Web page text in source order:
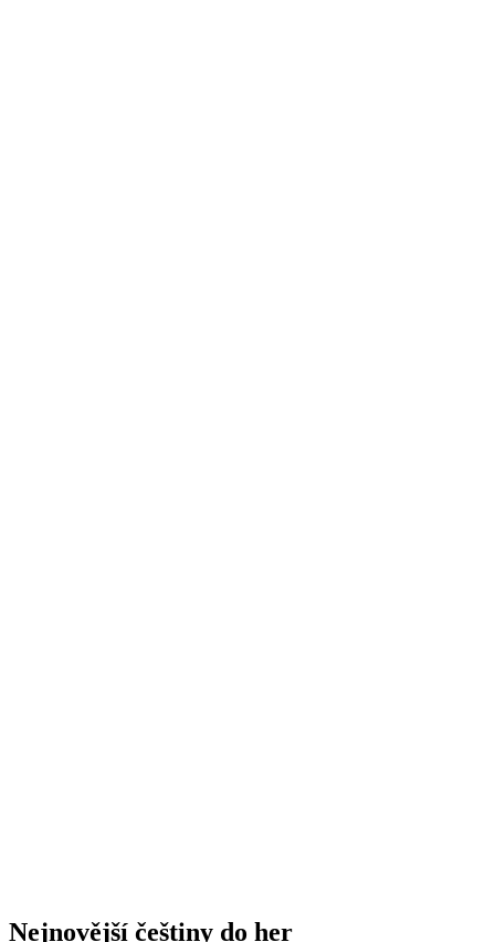
Nejnovější češtiny do her